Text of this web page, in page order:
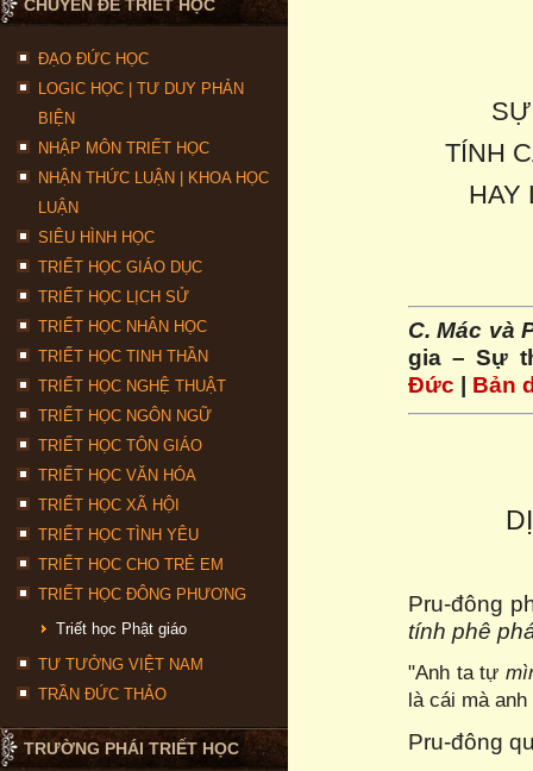
CHUYÊN ĐỀ TRIẾT HỌC
ĐẠO ĐỨC HỌC
LOGIC HỌC | TƯ DUY PHẢN
BIỆN
NHẬP MÔN TRIẾT HỌC
NHẬN THỨC LUẬN | KHOA HỌC
LUẬN
SIÊU HÌNH HỌC
TRIẾT HỌC GIÁO DỤC
TRIẾT HỌC LỊCH SỬ
TRIẾT HỌC NHÂN HỌC
TRIẾT HỌC TINH THẦN
TRIẾT HỌC NGHỆ THUẬT
TRIẾT HỌC NGÔN NGỮ
TRIẾT HỌC TÔN GIÁO
TRIẾT HỌC VĂN HÓA
TRIẾT HỌC XÃ HỘI
TRIẾT HỌC TÌNH YÊU
TRIẾT HỌC CHO TRẺ EM
TRIẾT HỌC ĐÔNG PHƯƠNG
Triết học Phật giáo
TƯ TƯỞNG VIỆT NAM
TRẦN ĐỨC THẢO
TRƯỜNG PHÁI TRIẾT HỌC
TÍNH
HAY
C. Mác và
gia – Sự
Đức | Bản
Pru-đông
tính phê
"Anh ta tự
là cái mà
Pru-đông